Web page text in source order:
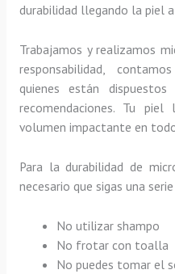
durabilidad llegando la piel
Trabajamos y realizamos
responsabilidad,
quienes están
recomendaciones. Tu
volumen impactante en
Para la durabilidad de
necesario que sigas una
No utilizar shampo
No frotar con toalla
No puedes tomar el